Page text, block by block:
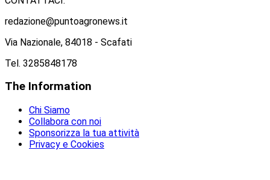
redazione@puntoagronews.it
Via Nazionale, 84018 - Scafati
Tel. 3285848178
The Information
Chi Siamo
Collabora con noi
Sponsorizza la tua attività
Privacy e Cookies